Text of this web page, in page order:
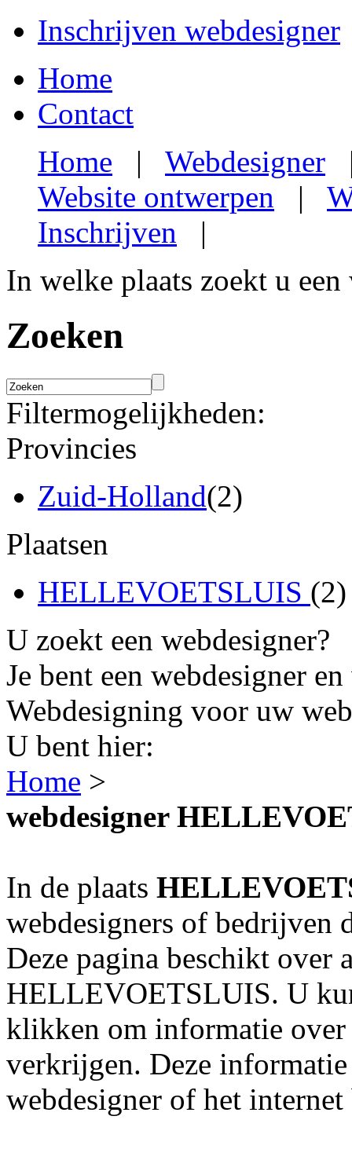
Inschrijven webdesigner
Home
Contact
Home | Webdesigner
Website ontwerpen |
Inschrijven |
In welke plaats zoekt u een
Zoeken
Filtermogelijkheden:
Provincies
Zuid-Holland(2)
Plaatsen
HELLEVOETSLUIS (2)
U zoekt een webdesigner?
Je bent een webdesigner
Webdesigning voor uw
U bent hier:
Home >
webdesigner
In de plaats
webdesigners of bedrijven
Deze pagina beschikt over
HELLEVOETSLUIS. U
klikken om informatie
verkrijgen. Deze
webdesigner of het